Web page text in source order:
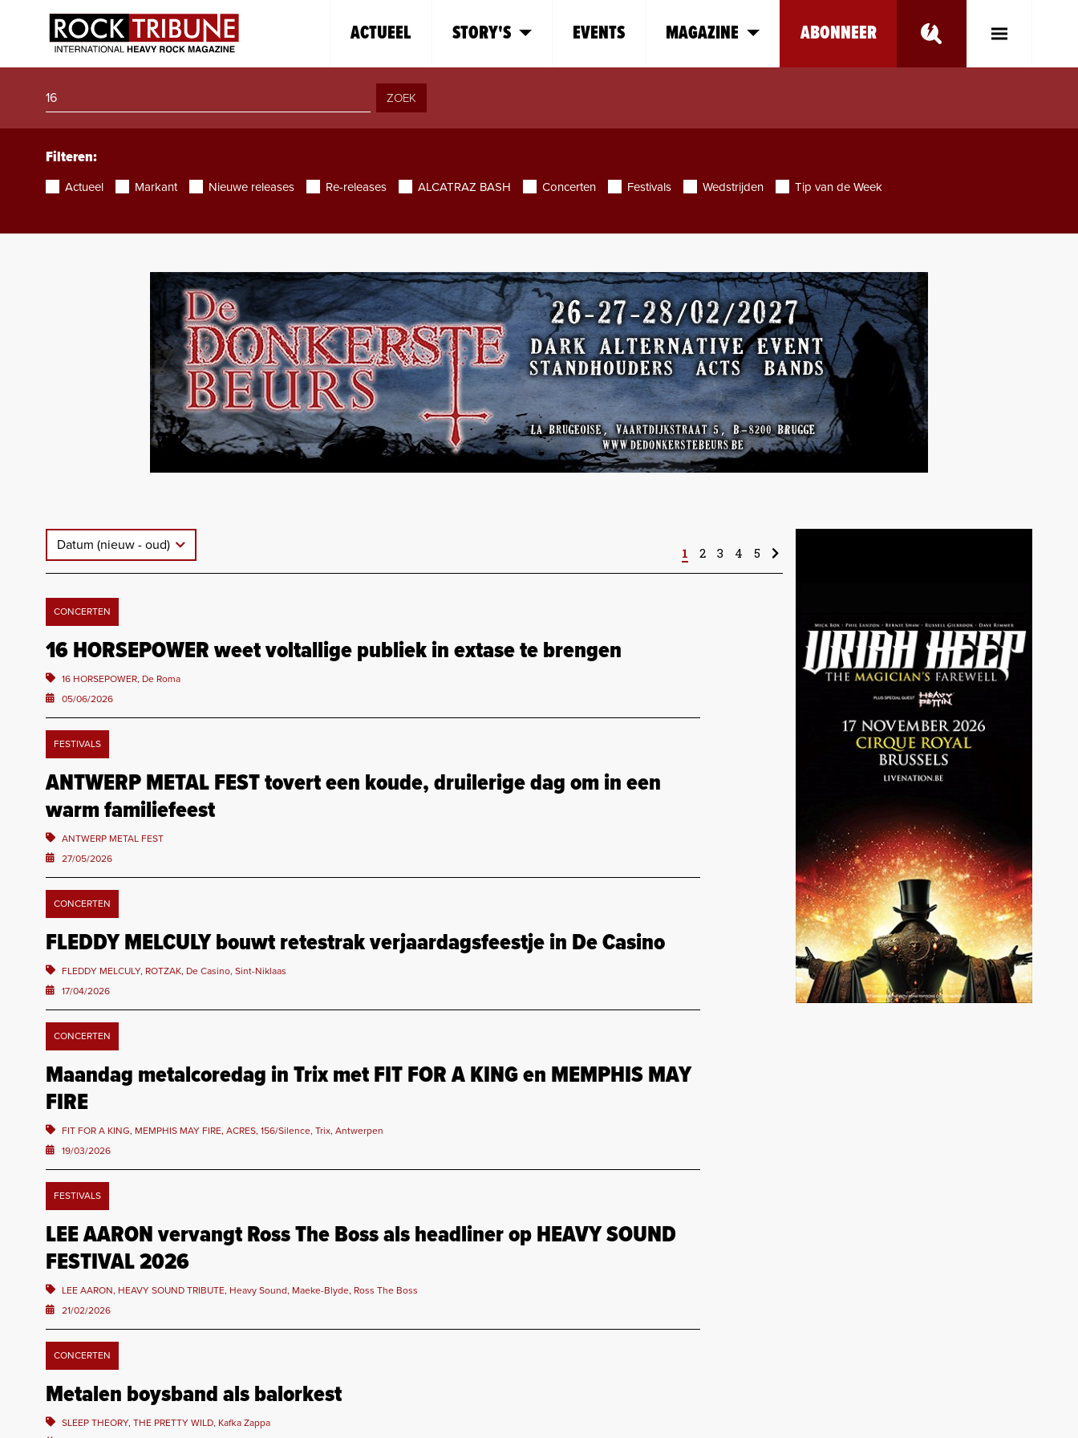
ACTUEEL STORY'S EVENTS MAGAZINE ABONNEER
Toggle
ZOEK
Filteren:
Actueel Markant Nieuwe releases Re-releases ALCATRAZ BASH Concerten Festivals Wedstrijden Tip van de Week
Datum (nieuw - oud) 1 2 3 4 5
CONCERTEN
16 HORSEPOWER weet voltallige publiek in extase te brengen
16 HORSEPOWER, De Roma
05/06/2026
FESTIVALS
ANTWERP METAL FEST tovert een koude, druilerige dag om in een
warm familiefeest
ANTWERP METAL FEST
27/05/2026
CONCERTEN
FLEDDY MELCULY bouwt retestrak verjaardagsfeestje in De Casino
FLEDDY MELCULY, ROTZAK, De Casino, Sint-Niklaas
17/04/2026
CONCERTEN
Maandag metalcoredag in Trix met FIT FOR A KING en MEMPHIS MAY
FIRE
FIT FOR A KING, MEMPHIS MAY FIRE, ACRES, 156/Silence, Trix, Antwerpen
19/03/2026
FESTIVALS
LEE AARON vervangt Ross The Boss als headliner op HEAVY SOUND
FESTIVAL 2026
LEE AARON, HEAVY SOUND TRIBUTE, Heavy Sound, Maeke-Blyde, Ross The Boss
21/02/2026
CONCERTEN
Metalen boysband als balorkest
SLEEP THEORY, THE PRETTY WILD, Kafka Zappa